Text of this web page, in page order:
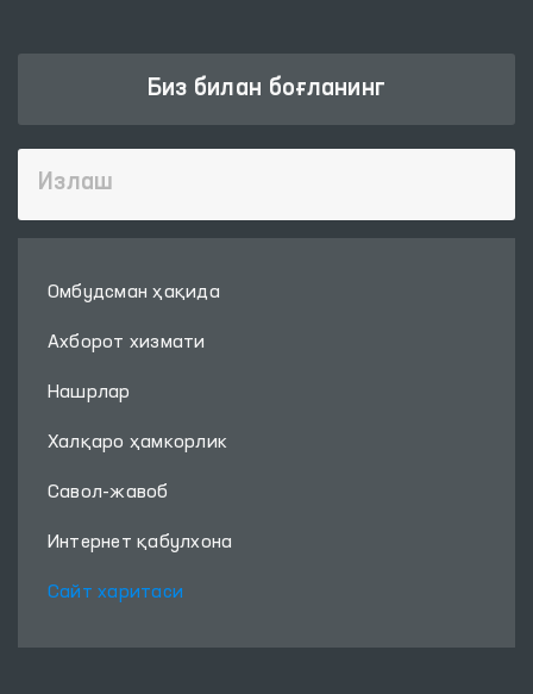
Биз билан боғланинг
Омбудсман ҳақида
Ахборот хизмати
Нашрлар
Халқаро ҳамкорлик
Савол-жавоб
Интернет қабулхона
Сайт харитаси